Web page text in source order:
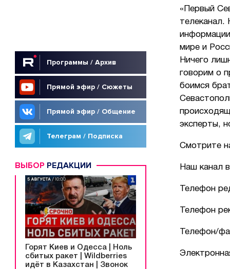
Программы / Архив
Прямой эфир / Сюжеты
Прямой эфир / Общение
Телеграм / Подписка
ВЫБОР РЕДАКЦИИ
Горят Киев и Одесса | Ноль
сбитых ракет | Wildberries
идёт в Казахстан | Звонок
«Первый
телеканал.
мире и
Ничего
говорим о
боимся
эксперты,
Смотрите
Наш канал в
Телефон
Телефон
Телефон/